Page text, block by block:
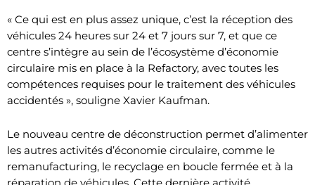
« Ce qui est en plus assez unique, c’est la réception des
véhicules 24 heures sur 24 et 7 jours sur 7, et que ce
centre s’intègre au sein de l’écosystème d’économie
circulaire mis en place à la Refactory, avec toutes les
compétences requises pour le traitement des véhicules
accidentés », souligne Xavier Kaufman.
Le nouveau centre de déconstruction permet d’alimenter
les autres activités d’économie circulaire, comme le
remanufacturing, le recyclage en boucle fermée et à la
réparation de véhicules. Cette dernière activité